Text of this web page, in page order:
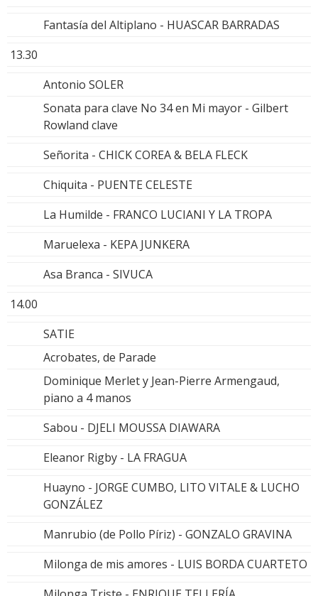
Fantasía del Altiplano - HUASCAR BARRADAS
13.30
Antonio SOLER
Sonata para clave No 34 en Mi mayor - Gilbert
Rowland clave
Señorita - CHICK COREA & BELA FLECK
Chiquita - PUENTE CELESTE
La Humilde - FRANCO LUCIANI Y LA TROPA
Maruelexa - KEPA JUNKERA
Asa Branca - SIVUCA
14.00
SATIE
Acrobates, de Parade
Dominique Merlet y Jean-Pierre Armengaud,
piano a 4 manos
Sabou - DJELI MOUSSA DIAWARA
Eleanor Rigby - LA FRAGUA
Huayno - JORGE CUMBO, LITO VITALE & LUCHO
GONZÁLEZ
Manrubio (de Pollo Píriz) - GONZALO GRAVINA
Milonga de mis amores - LUIS BORDA CUARTETO